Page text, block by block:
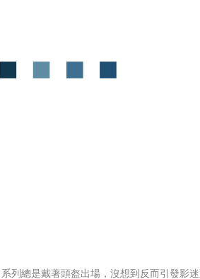
列總是戴著頭盔出場，沒想到反而引發影